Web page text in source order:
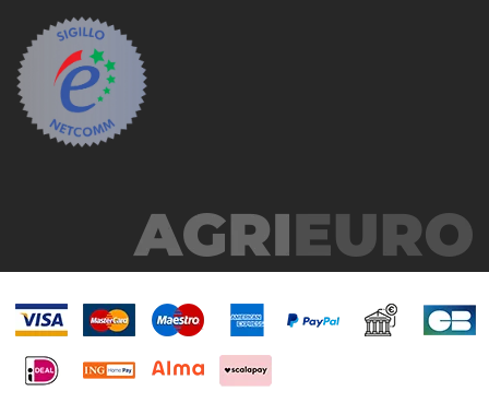
Z
Zanon
Zephir
ZGrills
Zodiac